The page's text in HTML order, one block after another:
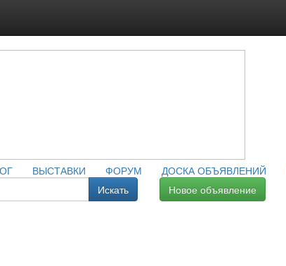
ВЫСТАВКИ ФОРУМ ДОСКА ОБЪЯВЛЕНИЙ
Искать
Новое объявление